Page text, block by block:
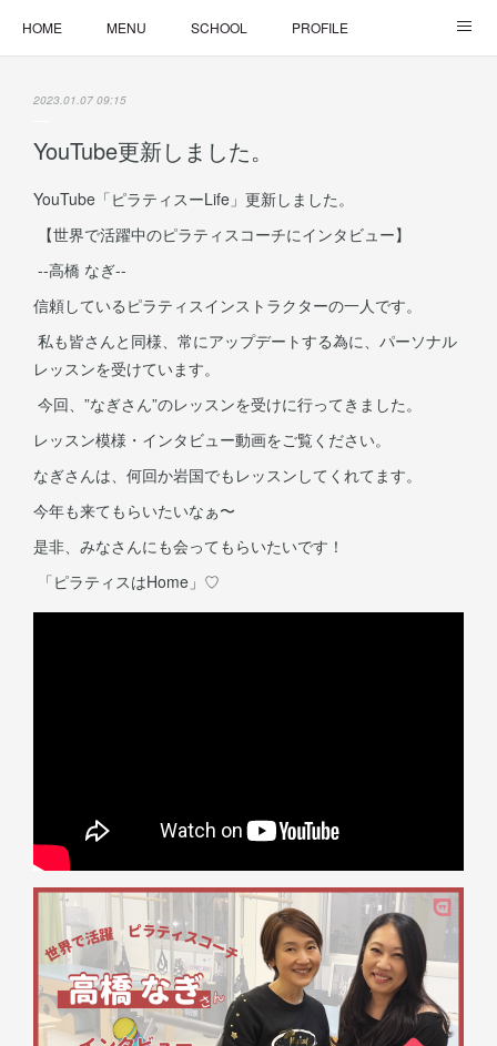
HOME MENU SCHOOL PROFILE
2023.01.07 09:15
YouTube更新しました。
YouTube「ピラティスーLife」更新しました。
【世界で活躍中のピラティスコーチにインタビュー】
--高橋 なぎ--
信頼しているピラティスインストラクターの一人です。
私も皆さんと同様、常にアップデートする為に、パーソナル
レッスンを受けています。
今回、”なぎさん”のレッスンを受けに行ってきました。
レッスン模様・インタビュー動画をご覧ください。
なぎさんは、何回か岩国でもレッスンしてくれてます。
今年も来てもらいたいなぁ〜
是非、みなさんにも会ってもらいたいです！
「ピラティスはHome」♡